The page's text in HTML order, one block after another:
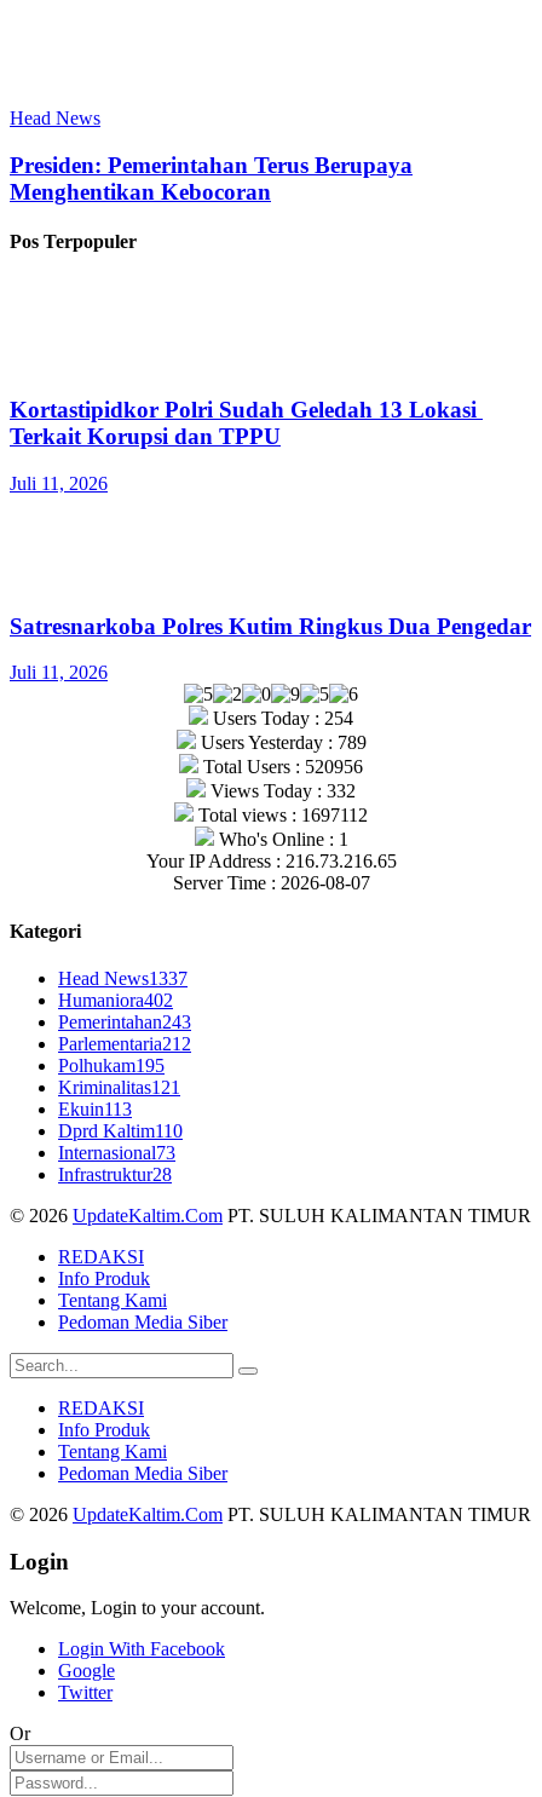
Head News
Presiden: Pemerintahan Terus Berupaya
Menghentikan Kebocoran
Pos Terpopuler
Kortastipidkor Polri Sudah Geledah 13 Lokasi
Terkait Korupsi dan TPPU
Juli 11, 2026
Satresnarkoba Polres Kutim Ringkus Dua Pengedar
Juli 11, 2026
Users Today : 254
Users Yesterday : 789
Total Users : 520956
Views Today : 332
Total views : 1697112
Who's Online : 1
Your IP Address : 216.73.216.65
Server Time : 2026-08-07
Kategori
Head News1337
Humaniora402
Pemerintahan243
Parlementaria212
Polhukam195
Kriminalitas121
Ekuin113
Dprd Kaltim110
Internasional73
Infrastruktur28
© 2026 UpdateKaltim.Com PT. SULUH KALIMANTAN TIMUR
REDAKSI
Info Produk
Tentang Kami
Pedoman Media Siber
REDAKSI
Info Produk
Tentang Kami
Pedoman Media Siber
© 2026 UpdateKaltim.Com PT. SULUH KALIMANTAN TIMUR
Login
Welcome, Login to your account.
Login With Facebook
Google
Twitter
Or